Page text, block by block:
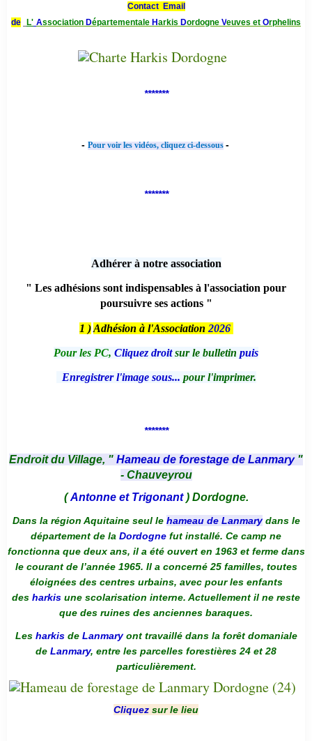
Contact Email
de
L' Association Départementale Harkis Dordogne Veuves et Orphelins
*******
- Pour voir les vidéos, cliquez ci-dessous -
*******
Adhérer à notre association
" Les adhésions sont indispensables à l'association pour
poursuivre ses actions "
1 ) Adhésion à l'Association 2026
Pour les PC, Cliquez droitsur le bulletin puis
Enregistrer l'image sous... pour l'imprimer.
*******
Endroit du Village, " Hameau de forestage de Lanmary "
- Chauveyrou
(Antonne et Trigonant) Dordogne.
Dans la région Aquitaine seul le hameau de Lanmarydans le
département de la Dordogne fut installé. Ce camp ne
fonctionna que deux ans, il a été ouvert en 1963 et ferme dans
le courant de l’année 1965. Il a concerné 25 familles, toutes
éloignées des centres urbains, avec pour les enfants
des harkis une scolarisation interne. Actuellement il ne reste
que des ruines des anciennes baraques.
Les harkis de Lanmaryont travaillé dans la forêt domaniale
de Lanmary, entre les parcelles forestières 24 et 28
particulièrement.
Cliquez sur le lieu